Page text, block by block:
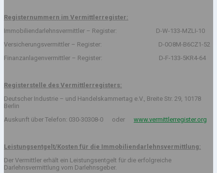
Registernummern im Vermittlerregister:
Immobiliendarlehnsvermittler – Register: D-W-133-MZLI-10
Versicherungsvermittler – Register: D-0O8M-B6CZ1-52
Finanzanlagenvermittler – Register: D-F-133-5KR4-64
Registerstelle des Vermittlerregisters:
Deutscher Industrie – und Handelskammertag e.V., Breite Str. 29, 10178
Berlin
Auskunft über Telefon: 030-30308-0 oder www.vermittlerregister.org
Leistungsentgelt/Kosten für die Immobiliendarlehnsvermittlung:
Der Vermittler erhält ein Leistungsentgelt für die erfolgreiche
Darlehnsvermittlung vom Darlehnsgeber.